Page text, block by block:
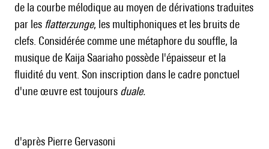
de la courbe mélodique au moyen de dérivations traduites
par les flatterzunge, les multiphoniques et les bruits de
clefs. Considérée comme une métaphore du souffle, la
musique de Kaija Saariaho possède l'épaisseur et la
fluidité du vent. Son inscription dans le cadre ponctuel
d'une œuvre est toujours duale.
d'après Pierre Gervasoni